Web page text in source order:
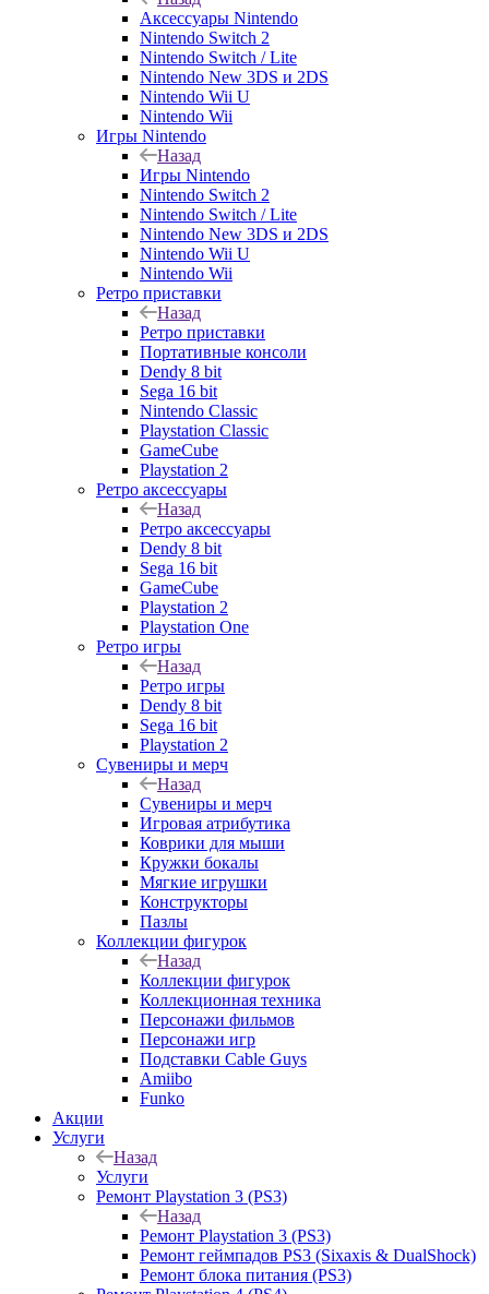
Аксессуары Nintendo
Nintendo Switch 2
Nintendo Switch / Lite
Nintendo New 3DS и 2DS
Nintendo Wii U
Nintendo Wii
Игры Nintendo
Назад
Игры Nintendo
Nintendo Switch 2
Nintendo Switch / Lite
Nintendo New 3DS и 2DS
Nintendo Wii U
Nintendo Wii
Ретро приставки
Назад
Ретро приставки
Портативные консоли
Dendy 8 bit
Sega 16 bit
Nintendo Classic
Playstation Classic
GameCube
Playstation 2
Ретро аксессуары
Назад
Ретро аксессуары
Dendy 8 bit
Sega 16 bit
GameCube
Playstation 2
Playstation One
Ретро игры
Назад
Ретро игры
Dendy 8 bit
Sega 16 bit
Playstation 2
Сувениры и мерч
Назад
Сувениры и мерч
Игровая атрибутика
Коврики для мыши
Кружки бокалы
Мягкие игрушки
Конструкторы
Пазлы
Коллекции фигурок
Назад
Коллекции фигурок
Коллекционная техника
Персонажи фильмов
Персонажи игр
Подставки Cable Guys
Amiibo
Funko
Акции
Услуги
Назад
Услуги
Ремонт Playstation 3 (PS3)
Назад
Ремонт Playstation 3 (PS3)
Ремонт геймпадов PS3 (Sixaxis & DualShock)
Ремонт блока питания (PS3)